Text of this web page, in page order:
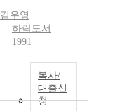
김우영
하락도서
1991
복사/
대출신
청